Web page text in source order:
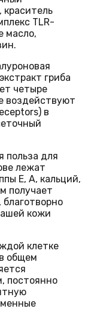
краситель
TLR-
масло,
гриба
четыре
воздействуют
в
польза для
лежат
Е, А, кальций,
получает
кожи
клетке
общем
постоянно